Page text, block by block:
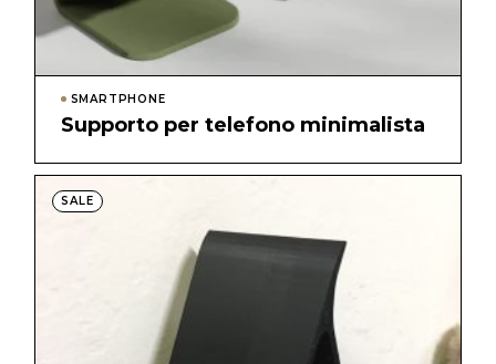
SMARTPHONE
Supporto per telefono minimalista
SALE